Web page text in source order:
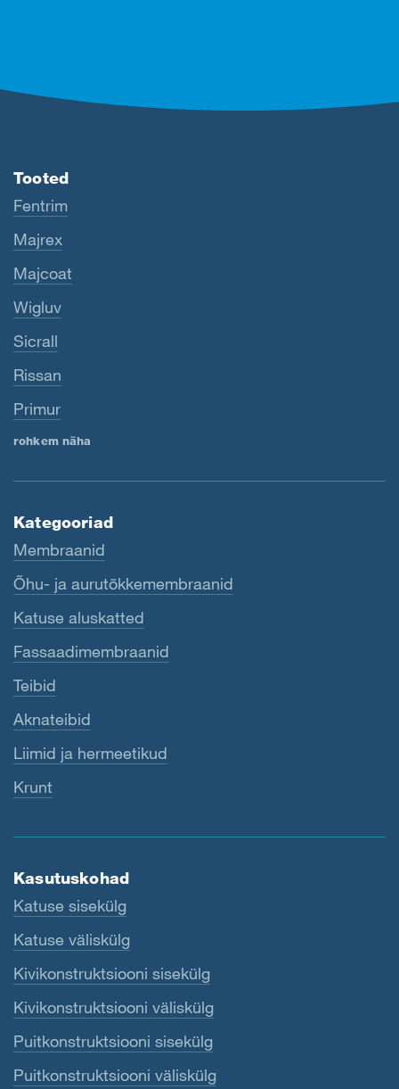
Tooted
Fentrim
Majrex
Majcoat
Wigluv
Sicrall
Rissan
Primur
rohkem näha
Kategooriad
Membraanid
Õhu- ja aurutõkkemembraanid
Katuse aluskatted
Fassaadimembraanid
Teibid
Aknateibid
Liimid ja hermeetikud
Krunt
Kasutuskohad
Katuse sisekülg
Katuse väliskülg
Kivikonstruktsiooni sisekülg
Kivikonstruktsiooni väliskülg
Puitkonstruktsiooni sisekülg
Puitkonstruktsiooni väliskülg